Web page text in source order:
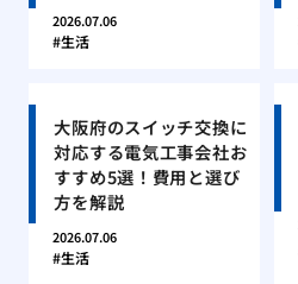
2026.07.06
生活
大阪府のスイッチ交換に
対応する電気工事会社お
すすめ5選！費用と選び
方を解説
2026.07.06
生活